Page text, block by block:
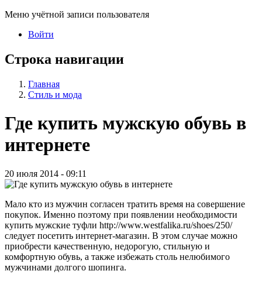
Меню учётной записи пользователя
Войти
Строка навигации
Главная
Стиль и мода
Где купить мужскую обувь в
интернете
20 июля 2014 - 09:11
Мало кто из мужчин согласен тратить время на совершение
покупок. Именно поэтому при появлении необходимости
купить мужские туфли http://www.westfalika.ru/shoes/250/
следует посетить интернет-магазин. В этом случае можно
приобрести качественную, недорогую, стильную и
комфортную обувь, а также избежать столь нелюбимого
мужчинами долгого шопинга.